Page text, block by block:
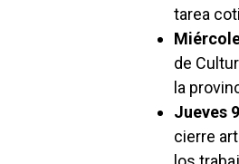
tarea
de
la
Jueves
cierre